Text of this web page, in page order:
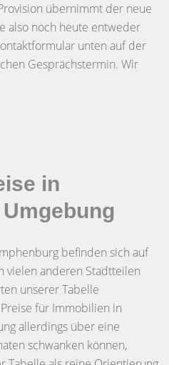
übernimmt der neue
also noch heute entweder
unten auf der
Gesprächstermin. Wir
in
befinden sich auf
vielen anderen Stadtteilen
unserer Tabelle
für Immobilien in
allerdings über eine
schwanken können,